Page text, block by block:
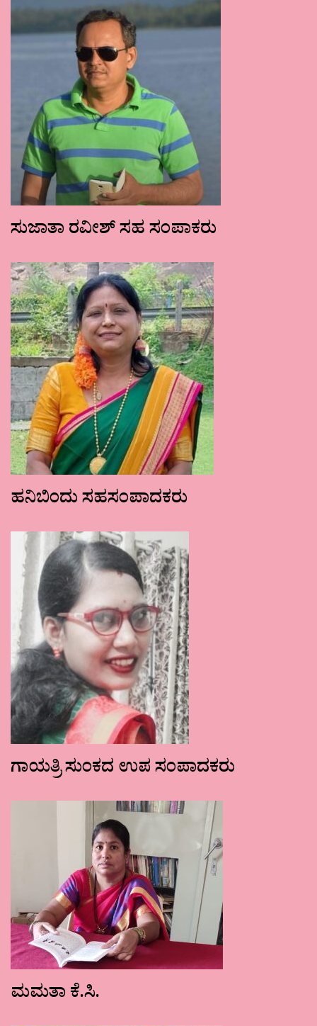
ಸುಜಾತಾ ರವೀಶ್ ಸಹ ಸಂಪಾಕರು
ಹನಿಬಿಂದು ಸಹಸಂಪಾದಕರು
ಗಾಯತ್ರಿ ಸುಂಕದ ಉಪ ಸಂಪಾದಕರು
ಮಮತಾ ಕೆ.ಸಿ.